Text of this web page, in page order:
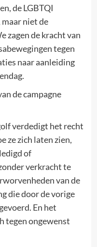
de LGBTQI
niet de
zagen de kracht van
tegen
naar aanleiding
de campagne
verdedigt het recht
ze zich laten zien,
of
verkracht te
van de
die door de vorige
En het
tegen ongewenst